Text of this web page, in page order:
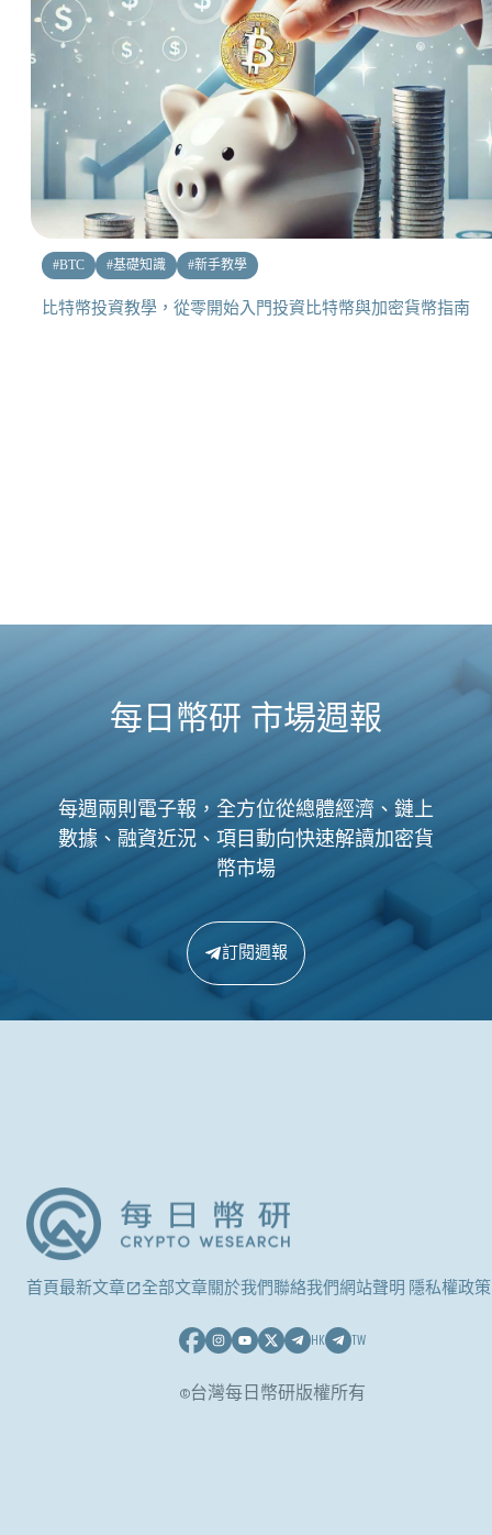
#BTC #基礎知識 #新手教學
比特幣投資教學，從零開始入門投資比特幣與加密貨幣指南
每日幣研 市場週報
每週兩則電子報，全方位從總體經濟、鏈上
數據、融資近況、項目動向快速解讀加密貨
幣市場
訂閱週報
首頁最新文章 全部文章關於我們聯絡我們網站聲明 隱私權政策
HK TW
©台灣每日幣研版權所有